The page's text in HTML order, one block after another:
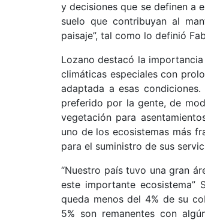
y decisiones que se definen a
suelo que contribuyan al
paisaje”, tal como lo definió
Lozano destacó la
climáticas especiales con
adaptada a esas
preferido por la gente, de
vegetación para
uno de los ecosistemas más
para el suministro de sus
“Nuestro país tuvo una gran
este importante ecosistema”
queda menos del 4% de su
5% son remanentes con